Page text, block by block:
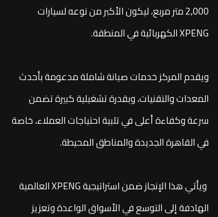
2,000 متر مربع، ليكون الأكبر من نوعه لسيارات
XPENG الكهربائية في المنطقة.
ويقدم المركز خدمات صيانة شاملة مدعومة بأحدث
المعدات والتقنيات، وبقدرة تشغيلية كبيرة تضمن
سرعة وكفاءة أعلى في تلبية احتياجات العملاء، خاصة
في القاهرة الجديدة والمناطق المحيطة.
ويأتي هذا الإنجاز ضمن استراتيجية XPENG العالمية
الهادفة إلى التوسع في الأسواق الواعدة وتعزيز